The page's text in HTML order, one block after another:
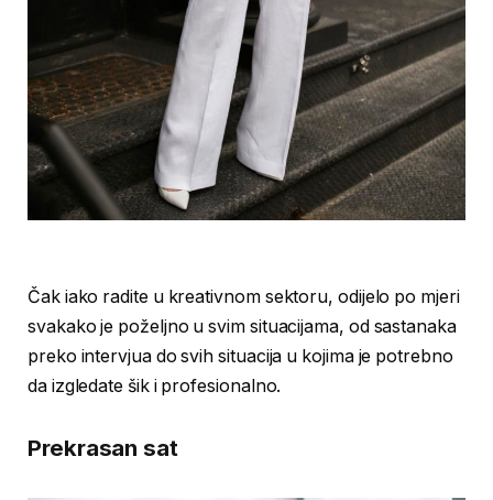
Čak iako radite u kreativnom sektoru, odijelo po mjeri
svakako je poželjno u svim situacijama, od sastanaka
preko intervjua do svih situacija u kojima je potrebno
da izgledate šik i profesionalno.
Prekrasan sat